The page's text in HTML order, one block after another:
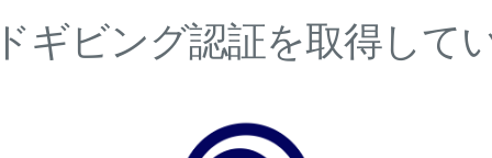
ギビング認証を取得して